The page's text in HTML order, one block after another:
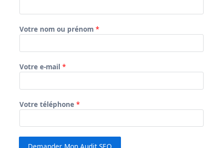
Votre nom ou prénom *
Votre e-mail *
Votre téléphone *